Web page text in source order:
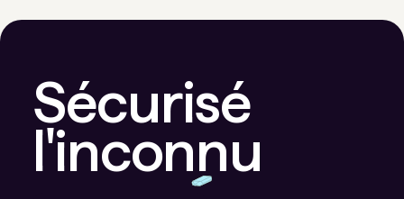
Sécurisé
l'inconnu